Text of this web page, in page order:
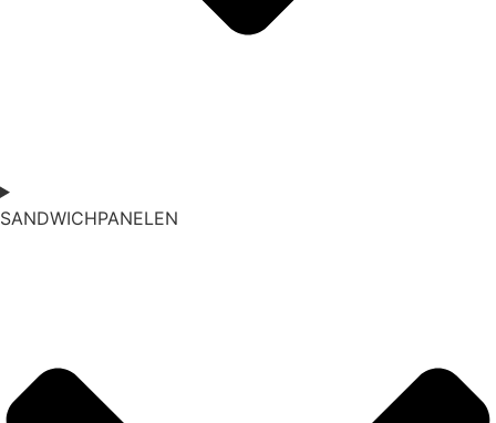
SANDWICHPANELEN